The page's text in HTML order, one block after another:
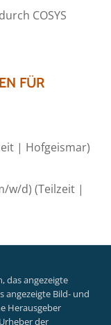
COSYS
FÜR
| Hofgeismar)
w/d) (Teilzeit |
das angezeigte
angezeigte Bild- und
Herausgeber
der